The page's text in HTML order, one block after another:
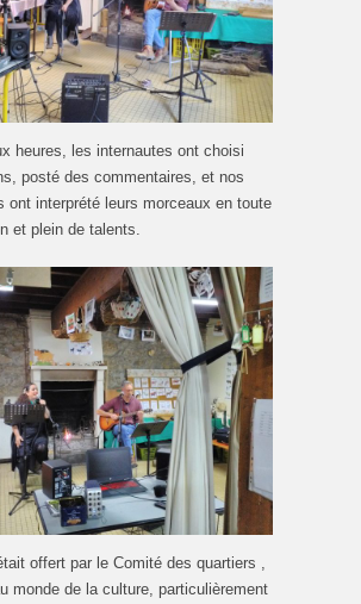
heures, les internautes ont choisi
posté des commentaires, et nos
ont interprété leurs morceaux en toute
et plein de talents.
offert par le Comité des quartiers ,
monde de la culture, particulièrement